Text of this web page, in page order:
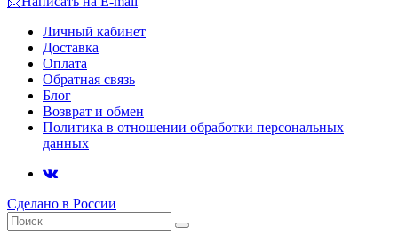
Личный кабинет
Доставка
Оплата
Обратная связь
Блог
Возврат и обмен
Политика в отношении обработки персональных
данных
Сделано в России